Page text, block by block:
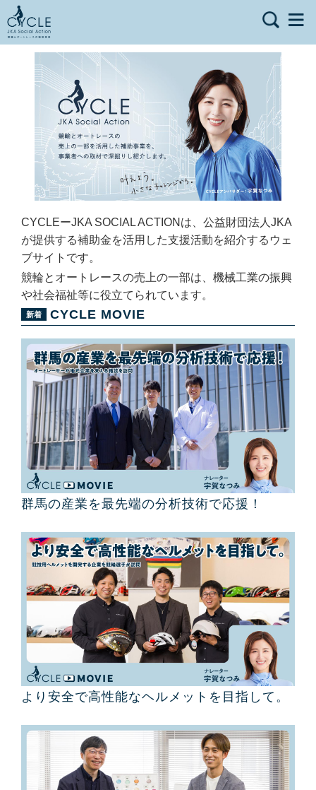
CYCLEーJKA SOCIAL ACTIONは、公益財団法人JKA
が提供する補助金を活用した支援活動を紹介するウェ
ブサイトです。
競輪とオートレースの売上の一部は、機械工業の振興
や社会福祉等に役立てられています。
CYCLE MOVIE
群馬の産業を最先端の分析技術で応援！
より安全で高性能なヘルメットを目指して。